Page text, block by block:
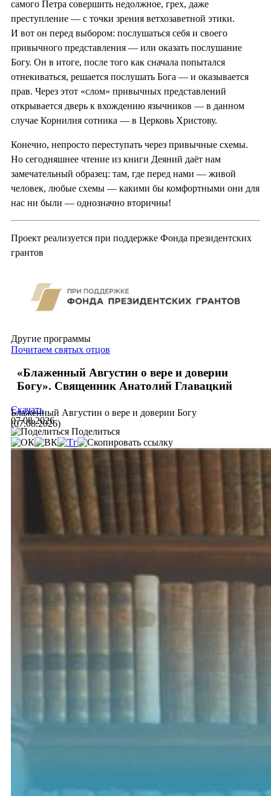
самого Петра совершить недолжное, грех, даже
преступление — с точки зрения ветхозаветной этики.
И вот он перед выбором: послушаться себя и своего
привычного представления — или оказать послушание
Богу. Он в итоге, после того как сначала попытался
отнекиваться, решается послушать Бога — и оказывается
прав. Через этот «слом» привычных представлений
открывается дверь к вхождению язычников — в данном
случае Корнилия сотника — в Церковь Христову.
Конечно, непросто переступать через привычные схемы.
Но сегодняшнее чтение из книги Деяний даёт нам
замечательный образец: там, где перед нами — живой
человек, любые схемы — какими бы комфортными они для
нас ни были — однозначно вторичны!
Проект реализуется при поддержке Фонда президентских
грантов
Другие программы
Почитаем святых отцов
«Блаженный Августин о вере и доверии
Богу». Священник Анатолий Главацкий
Блаженный Августин о вере и доверии Богу
(07.08.2026)
Скачать
07.08.2026
Поделиться